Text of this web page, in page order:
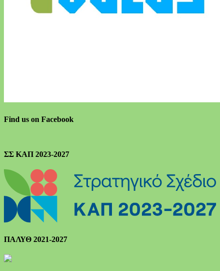
Find us on Facebook
ΣΣ ΚΑΠ 2023-2027
ΠΑΛΥΘ 2021-2027